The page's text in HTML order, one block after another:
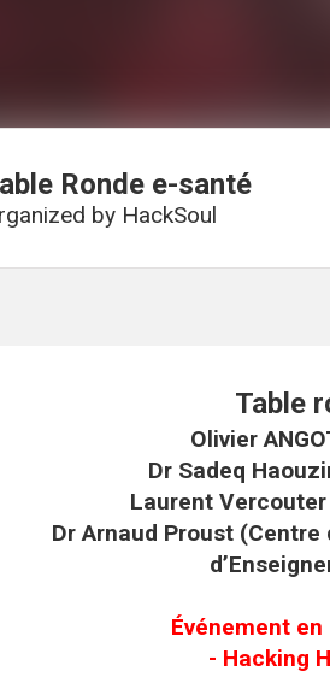
Ronde e-santé
by HackSoul
Table
Olivier
Dr Sadeq
Laurent Vercouter
Dr Arnaud Proust
Événement
- Hacking